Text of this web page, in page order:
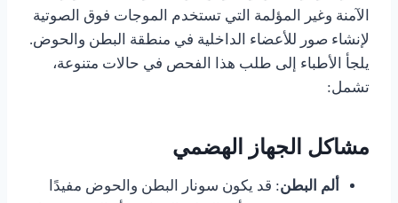
الآمنة وغير المؤلمة التي تستخدم الموجات فوق الصوتية
لإنشاء صور للأعضاء الداخلية في منطقة البطن والحوض.
يلجأ الأطباء إلى طلب هذا الفحص في حالات متنوعة،
تشمل:
مشاكل الجهاز الهضمي
ألم البطن: قد يكون سونار البطن والحوض مفيدًا